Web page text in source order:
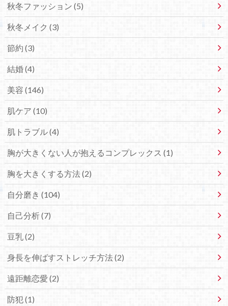
秋冬ファッション (5)
秋冬メイク (3)
節約 (3)
結婚 (4)
美容 (146)
肌ケア (10)
肌トラブル (4)
胸が大きくない人が抱えるコンプレックス (1)
胸を大きくする方法 (2)
自分磨き (104)
自己分析 (7)
豆乳 (2)
身長を伸ばすストレッチ方法 (2)
遠距離恋愛 (2)
防犯 (1)